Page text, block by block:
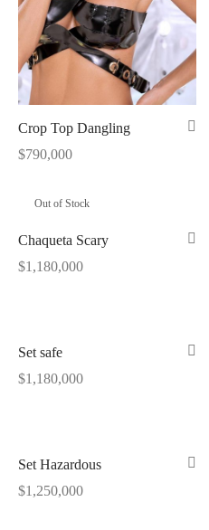
Crop Top Dangling
$790,000
Out of Stock
Chaqueta Scary
$1,180,000
Set safe
$1,180,000
Set Hazardous
$1,250,000
De Baño